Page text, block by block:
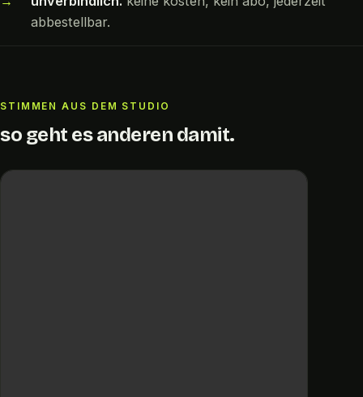
abbestellbar.
STIMMEN AUS DEM STUDIO
so geht es anderen damit.